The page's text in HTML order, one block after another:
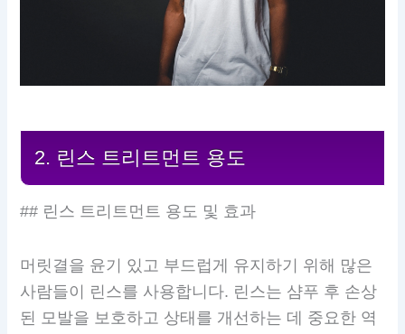
2. 린스 트리트먼트 용도
## 린스 트리트먼트 용도 및 효과
머릿결을 윤기 있고 부드럽게 유지하기 위해 많은
사람들이 린스를 사용합니다. 린스는 샴푸 후 손상
된 모발을 보호하고 상태를 개선하는 데 중요한 역